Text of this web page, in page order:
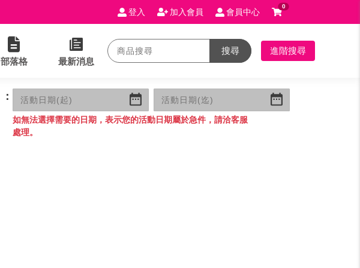
登入 加入會員 會員中心
0
部落格 最新消息
搜尋 進階搜尋
：
如無法選擇需要的日期，表示您的活動日期屬於急件，請洽客服
處理。